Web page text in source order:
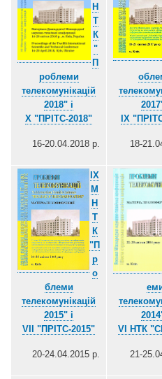
Н
Т
К
"
П
роблеми
телекомунікацій
2018" і
Х "ПРІТС-2018"
16-20.04.2018 р.
IХ
18-
IX
М
Н
Т
К
"П
р
о
блеми
телекомунікацій
2015" і
VІІ "ПРІТС-2015"
20-24.04.2015 р.
VІ НТК
21-